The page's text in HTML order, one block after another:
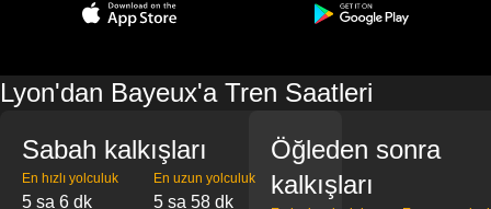
Lyon'dan Bayeux'a Tren Saatleri
Sabah kalkışları
En hızlı yolculuk
5 sa 6 dk
En uzun yolculuk
5 sa 58 dk
Öğleden sonra
kalkışları